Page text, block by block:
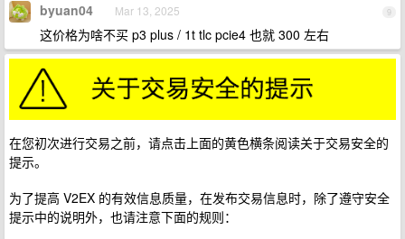
9
byuan04 Mar 13, 2025
这价格为啥不买 p3 plus / 1t tlc pcie4 也就 300 左右
在您初次进行交易之前，请点击上面的黄色横条阅读关于交易安全的
提示。
为了提高 V2EX 的有效信息质量，在发布交易信息时，除了遵守安全
提示中的说明外，也请注意下面的规则：